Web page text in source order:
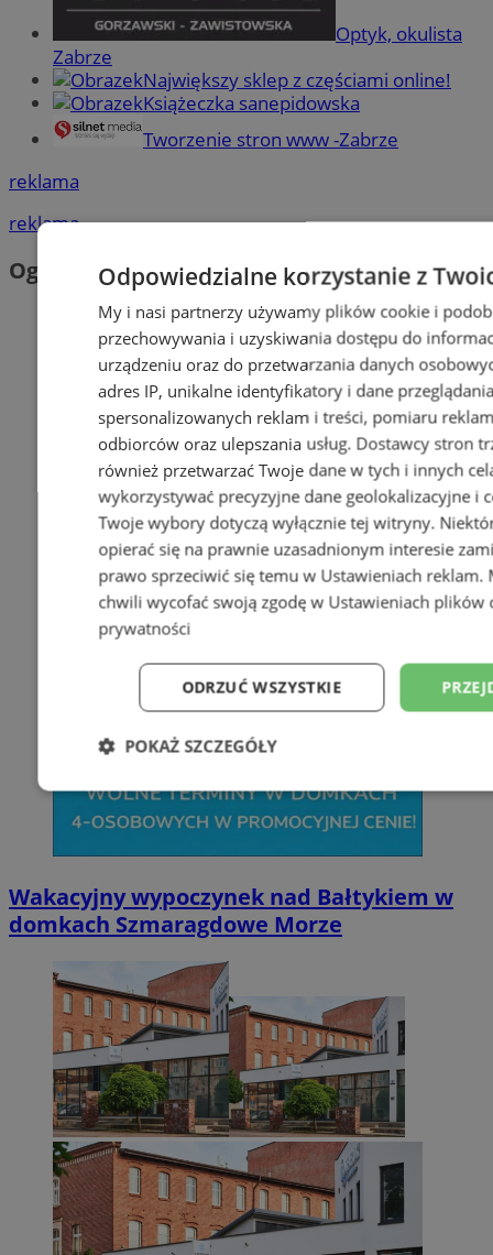
Optyk, okulista
Zabrze
Największy sklep z częściami online!
Książeczka sanepidowska
Tworzenie stron www -Zabrze
reklama
reklama
Ogłoszenia
Wakacyjny wypoczynek nad Bałtykiem w
domkach Szmaragdowe Morze
Odpowiedzialne korzystanie z
My i nasi partnerzy używamy plików cookie i
przechowywania i uzyskiwania dostępu do
urządzeniu oraz do przetwarzania danych
adres IP, unikalne identyfikatory i dane
spersonalizowanych reklam i treści, pomiaru
odbiorców oraz ulepszania usług. Dostawcy stron
również przetwarzać Twoje dane w tych i innych
wykorzystywać precyzyjne dane geolokalizacyjne i
Twoje wybory dotyczą wyłącznie tej witryny.
opierać się na prawnie uzasadnionym interesie
prawo sprzeciwić się temu w Ustawieniach reklam.
chwili wycofać swoją zgodę w Ustawieniach plików
prywatności
ODRZUĆ WSZYSTKIE
POKAŻ SZCZEGÓŁY
Niezbędne Wydajność
Niezbędne Wydajność Targetowanie
Niezbędne pliki cookie umożliwiają korzystanie z podstawowych
takich jak logowanie użytkownika i zarządzanie kontem. Bez
można prawidłowo korzystać ze strony internetowej.
Nazwa
Provider/
Domena
SessID
zabrze.com.pl